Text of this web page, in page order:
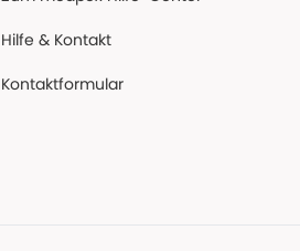
Hilfe & Kontakt
Kontaktformular